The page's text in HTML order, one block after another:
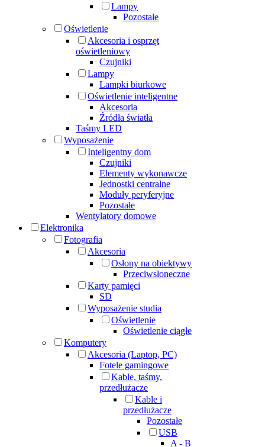
Lampy
Pozostałe
Oświetlenie
Akcesoria i osprzęt
oświetleniowy
Czujniki
Lampy
Lampki biurkowe
Oświetlenie inteligentne
Akcesoria
Źródła światła
Taśmy LED
Wyposażenie
Inteligentny dom
Czujniki
Elementy wykonawcze
Jednostki centralne
Moduły peryferyjne
Pozostałe
Wentylatory domowe
Elektronika
Fotografia
Akcesoria
Osłony na obiektywy
Przeciwsłoneczne
Karty pamięci
SD
Wyposażenie studia
Oświetlenie
Oświetlenie ciągłe
Komputery
Akcesoria (Laptop, PC)
Fotele gamingowe
Kable, taśmy,
przedłużacze
Kable i
przedłużacze
Pozostałe
USB
A - B